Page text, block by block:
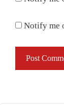
Notify me